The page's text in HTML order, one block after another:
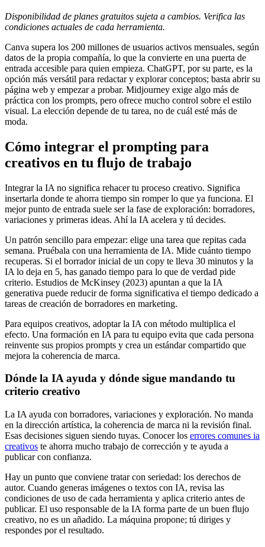
Disponibilidad de planes gratuitos sujeta a cambios. Verifica las
condiciones actuales de cada herramienta.
Canva supera los 200 millones de usuarios activos mensuales, según
datos de la propia compañía, lo que la convierte en una puerta de
entrada accesible para quien empieza. ChatGPT, por su parte, es la
opción más versátil para redactar y explorar conceptos; basta abrir su
página web y empezar a probar. Midjourney exige algo más de
práctica con los prompts, pero ofrece mucho control sobre el estilo
visual. La elección depende de tu tarea, no de cuál esté más de
moda.
Cómo integrar el prompting para
creativos en tu flujo de trabajo
Integrar la IA no significa rehacer tu proceso creativo. Significa
insertarla donde te ahorra tiempo sin romper lo que ya funciona. El
mejor punto de entrada suele ser la fase de exploración: borradores,
variaciones y primeras ideas. Ahí la IA acelera y tú decides.
Un patrón sencillo para empezar: elige una tarea que repitas cada
semana. Pruébala con una herramienta de IA. Mide cuánto tiempo
recuperas. Si el borrador inicial de un copy te lleva 30 minutos y la
IA lo deja en 5, has ganado tiempo para lo que de verdad pide
criterio. Estudios de McKinsey (2023) apuntan a que la IA
generativa puede reducir de forma significativa el tiempo dedicado a
tareas de creación de borradores en marketing.
Para equipos creativos, adoptar la IA con método multiplica el
efecto. Una formación en IA para tu equipo evita que cada persona
reinvente sus propios prompts y crea un estándar compartido que
mejora la coherencia de marca.
Dónde la IA ayuda y dónde sigue mandando tu
criterio creativo
La IA ayuda con borradores, variaciones y exploración. No manda
en la dirección artística, la coherencia de marca ni la revisión final.
Esas decisiones siguen siendo tuyas. Conocer los errores comunes ia
creativos te ahorra mucho trabajo de corrección y te ayuda a
publicar con confianza.
Hay un punto que conviene tratar con seriedad: los derechos de
autor. Cuando generas imágenes o textos con IA, revisa las
condiciones de uso de cada herramienta y aplica criterio antes de
publicar. El uso responsable de la IA forma parte de un buen flujo
creativo, no es un añadido. La máquina propone; tú diriges y
respondes por el resultado.